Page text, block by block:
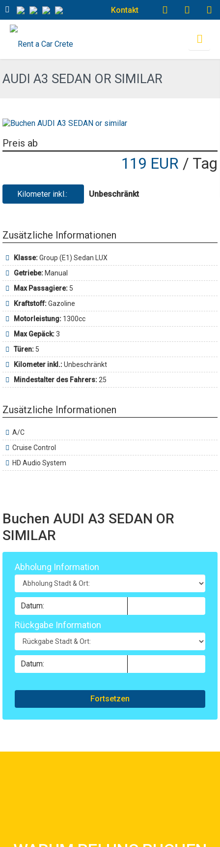
Kontakt
AUDI A3 SEDAN OR SIMILAR
Preis ab
119 EUR / Tag
Kilometer inkl.: Unbeschränkt
Zusätzliche Informationen
Klasse:Group (E1) Sedan LUX
Getriebe: Manual
Max Passagiere: 5
Kraftstoff:Gazoline
Motorleistung: 1300cc
Max Gepäck:3
Türen: 5
Kilometer inkl.:Unbeschränkt
Mindestalter des Fahrers: 25
Zusätzliche Informationen
A/C
Cruise Control
HD Audio System
Buchen AUDI A3 SEDAN OR
SIMILAR
Abholung Information
Rückgabe Information
Fortsetzen